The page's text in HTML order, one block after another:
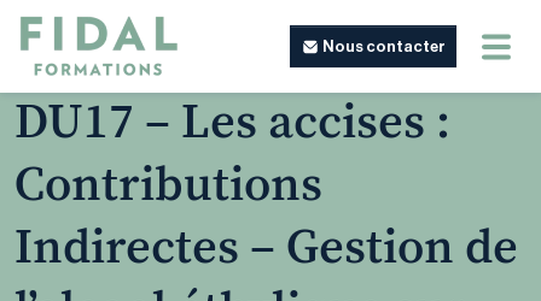
Nous contacter
DU17 – Les accises :
Contributions
Indirectes – Gestion de